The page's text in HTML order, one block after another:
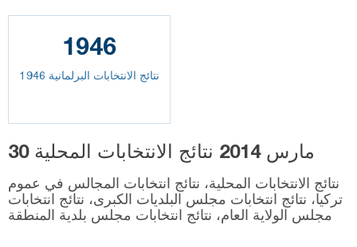
1946
نتائج الانتخابات البرلمانية 1946
30 مارس 2014 نتائج الانتخابات المحلية
نتائج الانتخابات المحلية، نتائج انتخابات المجالس في عموم
تركيا، نتائج انتخابات مجلس البلديات الكبرى، نتائج انتخابات
مجلس الولاية العام، نتائج انتخابات مجلس بلدية المنطقة